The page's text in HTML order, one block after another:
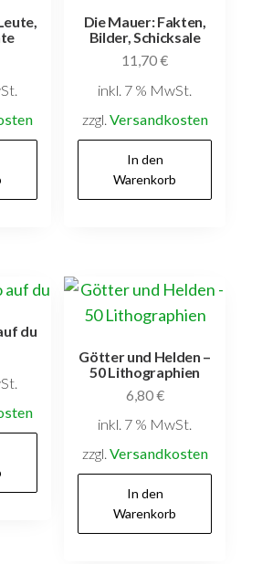
Die Mauer: Fakten,
Bilder, Schicksale
11,70€
inkl. 7 % MwSt.
zzgl. Versandkosten
In den
Warenkorb
du
Götter und Helden –
50 Lithographien
6,80€
inkl. 7 % MwSt.
zzgl. Versandkosten
In den
Warenkorb